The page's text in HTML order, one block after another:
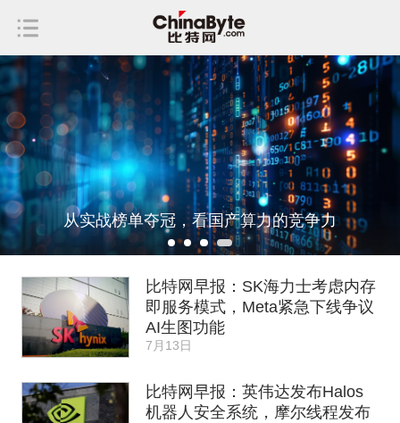
从存得下到分得清：AI存储正在经历一场范式革命
比特网早报：SK海力士考虑内存
即服务模式，Meta紧急下线争议
AI生图功能
7月13日
比特网早报：英伟达发布Halos
机器人安全系统，摩尔线程发布